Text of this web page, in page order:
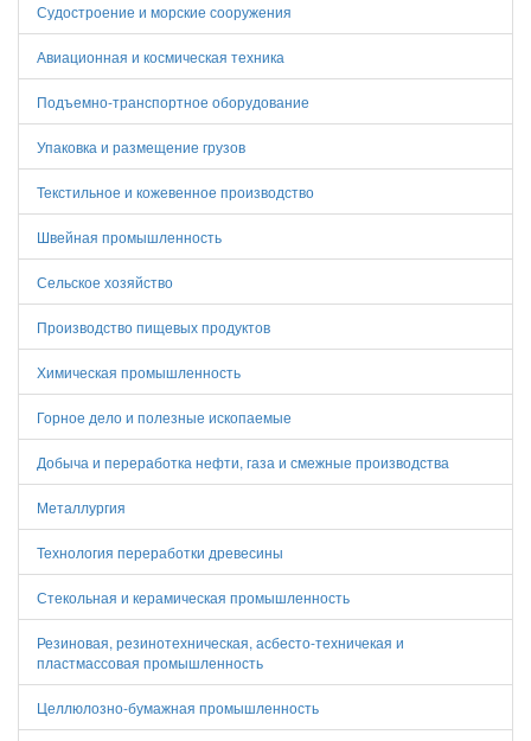
Судостроение и морские сооружения
Авиационная и космическая техника
Подъемно-транспортное оборудование
Упаковка и размещение грузов
Текстильное и кожевенное производство
Швейная промышленность
Сельское хозяйство
Производство пищевых продуктов
Химическая промышленность
Горное дело и полезные ископаемые
Добыча и переработка нефти, газа и смежные производства
Металлургия
Технология переработки древесины
Стекольная и керамическая промышленность
Резиновая, резинотехническая, асбесто-техничекая и
пластмассовая промышленность
Целлюлозно-бумажная промышленность